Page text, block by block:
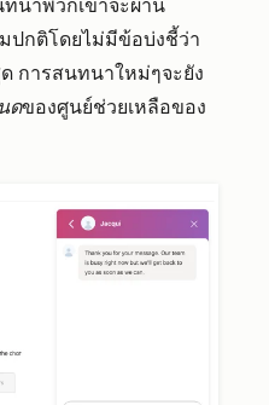
ทนาพวกเขาจะผ่าน
ปกติโดยไม่มีข้อบ่งชี้ว่า
การสนทนาใหม่ๆจะยัง
ดของศูนย์ช่วยเหลือของ